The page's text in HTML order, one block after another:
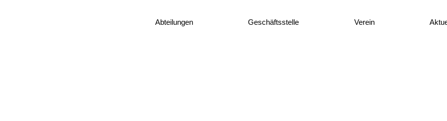
Abteilungen Geschäftsstelle Verein